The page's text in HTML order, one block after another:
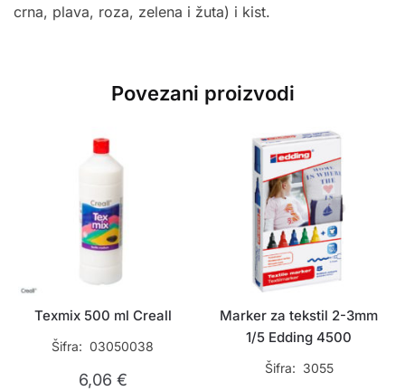
crna, plava, roza, zelena i žuta) i kist.
Povezani proizvodi
Texmix 500 ml Creall
Šifra: 03050038
6,06 €
Marker za tekstil 2-3mm
1/5 Edding 4500
Šifra: 3055